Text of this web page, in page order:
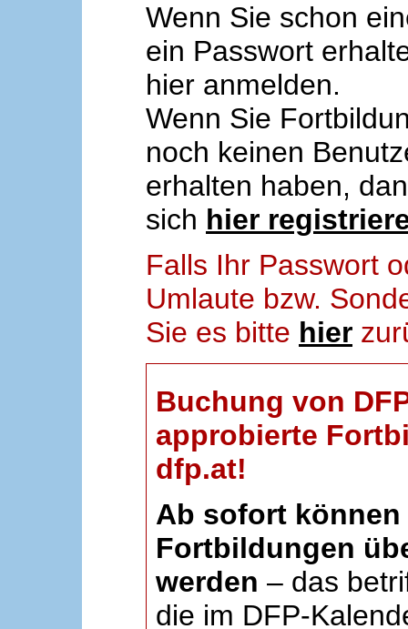
Wenn Sie schon
ein Passwort
hier anmelden.
Wenn Sie
noch keinen
erhalten haben,
sich hier
Falls Ihr Passwort
Umlaute bzw.
Sie es bitte hier
Buchung von
approbierte
dfp.at!
Ab sofort können
Fortbildungen
werden – das
die im DFP-